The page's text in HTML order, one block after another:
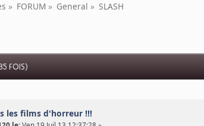
» FORUM » General » SLASH
FOIS)
les films d'horreur !!!